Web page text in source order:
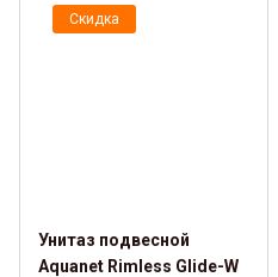
Скидка
Унитаз подвесной
Aquanet Rimless Glide-W